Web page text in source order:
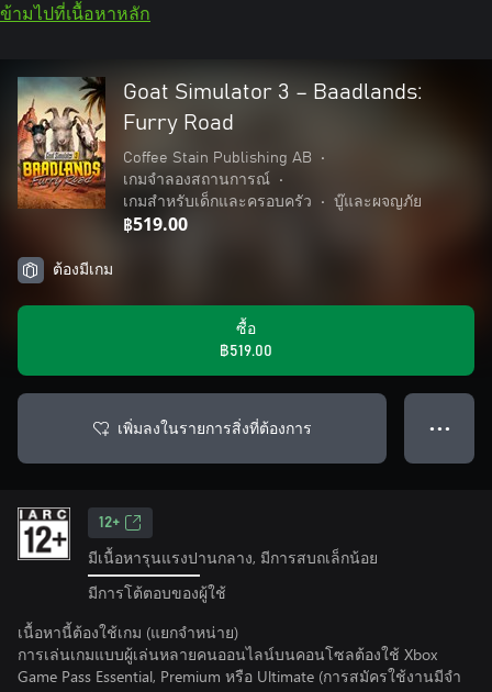
ข้ามไปที่เนื้อหาหลัก
Goat Simulator 3 – Baadlands:
Furry Road
Coffee Stain Publishing AB
•
เกมจำลองสถานการณ์
•
เกมสำหรับเด็กและครอบครัว
• บู๊และผจญภัย
฿519.00
ต้องมีเกม
ซื้อ
฿519.00
เพิ่มลงในรายการสิ่งที่ต้องการ ● ● ●
12+
มีเนื้อหารุนแรงปานกลาง, มีการสบถเล็กน้อย
มีการโต้ตอบของผู้ใช้
เนื้อหานี้ต้องใช้เกม (แยกจำหน่าย)
การเล่นเกมแบบผู้เล่นหลายคนออนไลน์บนคอนโซลต้องใช้ Xbox
Game Pass Essential, Premium หรือ Ultimate (การสมัครใช้งานมีจํา